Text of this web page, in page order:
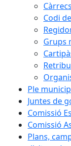
Codi
Grups
Ple
Juntes de
Comissió
Comissió
Plans,